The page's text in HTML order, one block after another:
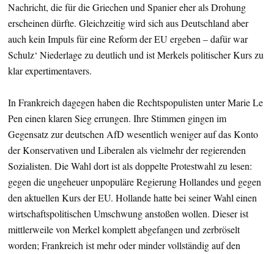
Nachricht, die für die Griechen und Spanier eher als Drohung
erscheinen dürfte. Gleichzeitig wird sich aus Deutschland aber
auch kein Impuls für eine Reform der EU ergeben – dafür war
Schulz‘ Niederlage zu deutlich und ist Merkels politischer Kurs zu
klar expertimentavers.
In Frankreich dagegen haben die Rechtspopulisten unter Marie Le
Pen einen klaren Sieg errungen. Ihre Stimmen gingen im
Gegensatz zur deutschen AfD wesentlich weniger auf das Konto
der Konservativen und Liberalen als vielmehr der regierenden
Sozialisten. Die Wahl dort ist als doppelte Protestwahl zu lesen:
gegen die ungeheuer unpopuläre Regierung Hollandes und gegen
den aktuellen Kurs der EU. Hollande hatte bei seiner Wahl einen
wirtschaftspolitischen Umschwung anstoßen wollen. Dieser ist
mittlerweile von Merkel komplett abgefangen und zerbröselt
worden; Frankreich ist mehr oder minder vollständig auf den